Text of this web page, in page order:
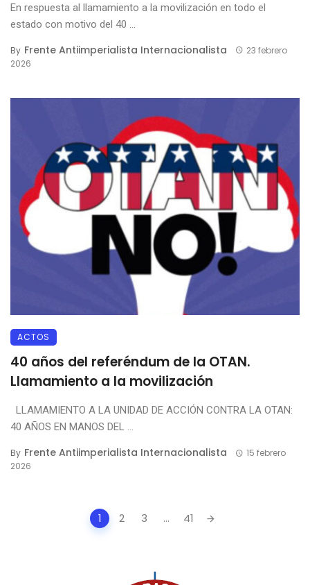
En respuesta al llamamiento a la movilización en todo el
estado con motivo del 40 ...
By Frente Antiimperialista Internacionalista
23 febrero
2026
ACTOS
40 años del referéndum de la OTAN.
Llamamiento a la movilización
LLAMAMIENTO A LA UNIDAD DE ACCIÓN CONTRA LA OTAN:
40 AÑOS EN MANOS DEL ...
By Frente Antiimperialista Internacionalista
15 febrero
2026
1 2 3 ... 41